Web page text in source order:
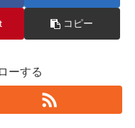
コピー
ーする